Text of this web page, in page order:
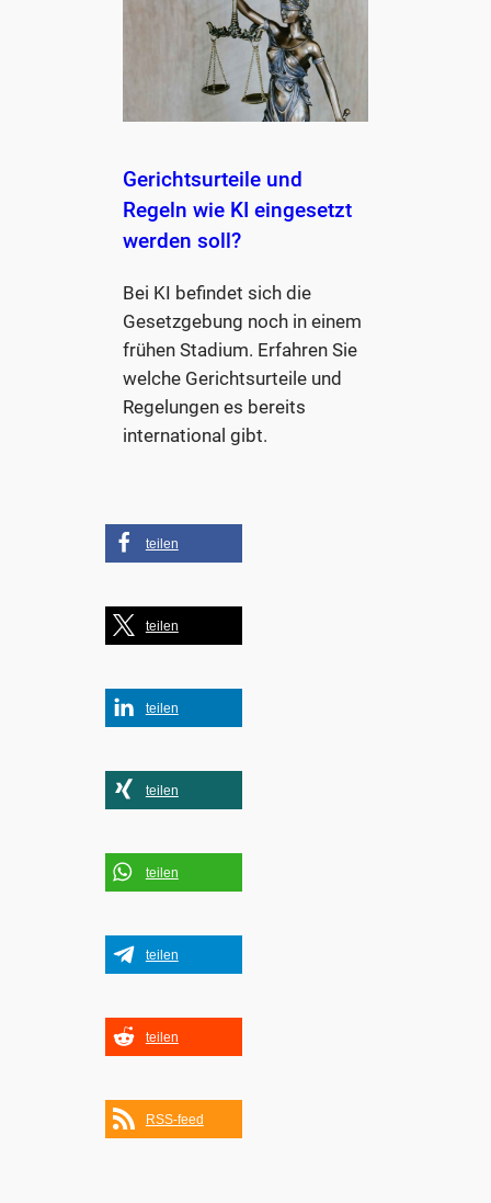
Gerichtsurteile und
Regeln wie KI eingesetzt
werden soll?
Bei KI befindet sich die
Gesetzgebung noch in einem
frühen Stadium. Erfahren Sie
welche Gerichtsurteile und
Regelungen es bereits
international gibt.
teilen
teilen
teilen
teilen
teilen
teilen
teilen
RSS-feed